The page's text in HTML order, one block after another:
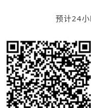
预计24小